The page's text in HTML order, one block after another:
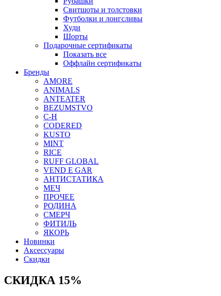
Свитшоты и толстовки
Футболки и лонгсливы
Худи
Шорты
Подарочные сертификаты
Показать все
Оффлайн сертификаты
Бренды
AMORE
ANIMALS
ANTEATER
BEZUMSTVO
C-H
CODERED
KUSTO
MINT
RICE
RUFF GLOBAL
VEND E GAR
АНТИСТАТИКА
МЕЧ
ПРОЧЕЕ
РОДИНА
СМЕРЧ
ФИТИЛЬ
ЯКОРЬ
Новинки
Аксессуары
Скидки
СКИДКА 15%